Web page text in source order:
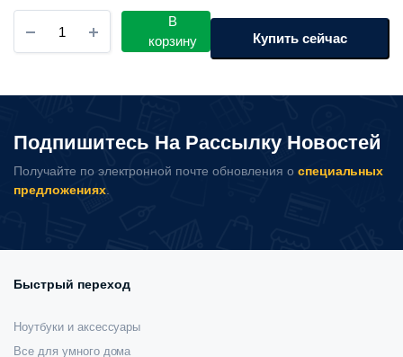
имеет
несколько
вариаций.
можно
на
товара.
000 сум.
000 сум.
Xiaomi
Urban
В
корзину
Купить сейчас
Подпишитесь На Рассылку Новостей
Получайте по электронной почте обновления о специальных
предложениях.
Быстрый переход
Ноутбуки и аксессуары
Все для умного дома